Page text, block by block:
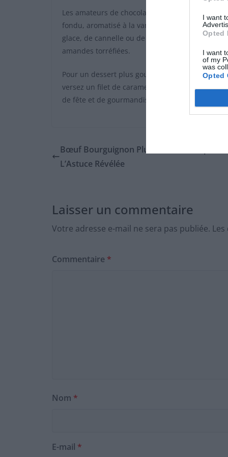
I want
Opted
I want
of my
was
Opted
Les amateurs de chocolat pourront garnir leurs
fondu, aromatisé à la vanille ou à l’orange.
glace, de cannelle ou de copeaux de noix de
amandes torréfiées.
Pour un dessert plus gourmand, accompagnez
versez un filet de caramel au beurre salé. Ces
de fête et de gourmandise.
Bœuf Bourguignon Plus Tendre et Rapide :
L’Astuce Révélée
Laisser un commentaire
Votre adresse e-mail ne sera pas publiée.
Commentaire *
Nom *
E-mail *